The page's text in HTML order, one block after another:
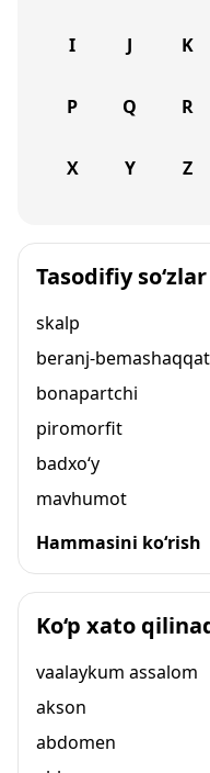
I J K
P Q R
X Y Z
Tasodifiy so‘zlar
skalp
beranj-bemashaqqat
bonapartchi
piromorfit
badxo‘y
mavhumot
Hammasini ko‘rish
Ko‘p xato
vaalaykum assalom
akson
abdomen